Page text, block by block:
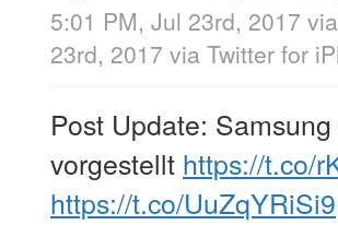
5:01 PM, Jul 23rd, 2017 via
23rd, 2017 via Twitter for
Post Update:
vorgestellt https://t.co/
https://t.co/UuZqYRiSi9